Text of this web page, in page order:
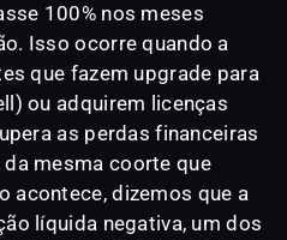
100% nos meses
Isso ocorre quando a
que fazem upgrade para
ou adquirem licenças
as perdas financeiras
mesma coorte que
acontece, dizemos que a
líquida negativa, um dos